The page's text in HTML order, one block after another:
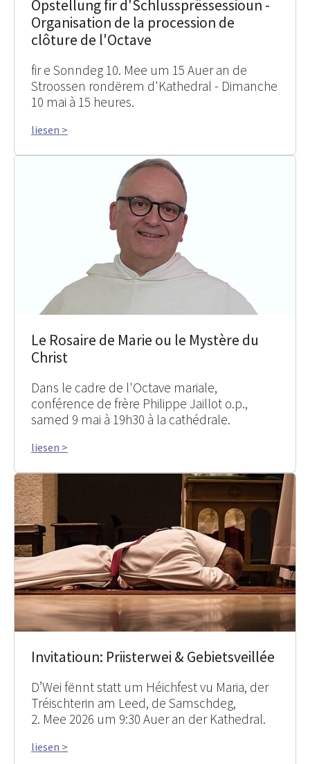
Opstellung fir d'Schlussprëssessioun -
Organisation de la procession de
clôture de l'Octave
fir e Sonndeg 10. Mee um 15 Auer an de
Stroossen rondërem d'Kathedral - Dimanche
10 mai à 15 heures.
liesen >
Le Rosaire de Marie ou le Mystère du
Christ
Dans le cadre de l'Octave mariale,
conférence de frère Philippe Jaillot o.p.,
samed 9 mai à 19h30 à la cathédrale.
liesen >
Invitatioun: Priisterwei & Gebietsveillée
D’Wei fënnt statt um Héichfest vu Maria, der
Tréischterin am Leed, de Samschdeg,
2. Mee 2026 um 9:30 Auer an der Kathedral.
liesen >